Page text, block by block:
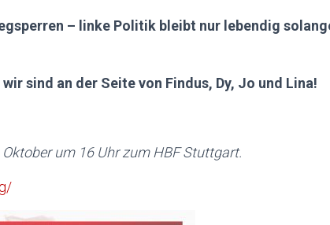
– linke Politik bleibt nur lebendig
sind an der Seite von Findus, Dy, Jo und Lina!
um 16 Uhr zum HBF Stuttgart.